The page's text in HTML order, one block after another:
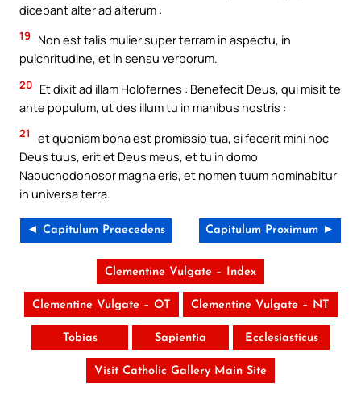
dicebant alter ad alterum :
19
Non est talis mulier super terram in aspectu, in
pulchritudine, et in sensu verborum.
20 Et dixit ad illam Holofernes : Benefecit Deus, qui misit te
ante populum, ut des illum tu in manibus nostris :
21
et quoniam bona est promissio tua, si fecerit mihi hoc
Deus tuus, erit et Deus meus, et tu in domo
Nabuchodonosor magna eris, et nomen tuum nominabitur
in universa terra.
◄ Capitulum Praecedens Capitulum Proximum ►
Clementine Vulgate – Index
Clementine Vulgate – OT Clementine Vulgate – NT
Tobias Sapientia Ecclesiasticus
Visit Catholic Gallery Main Site